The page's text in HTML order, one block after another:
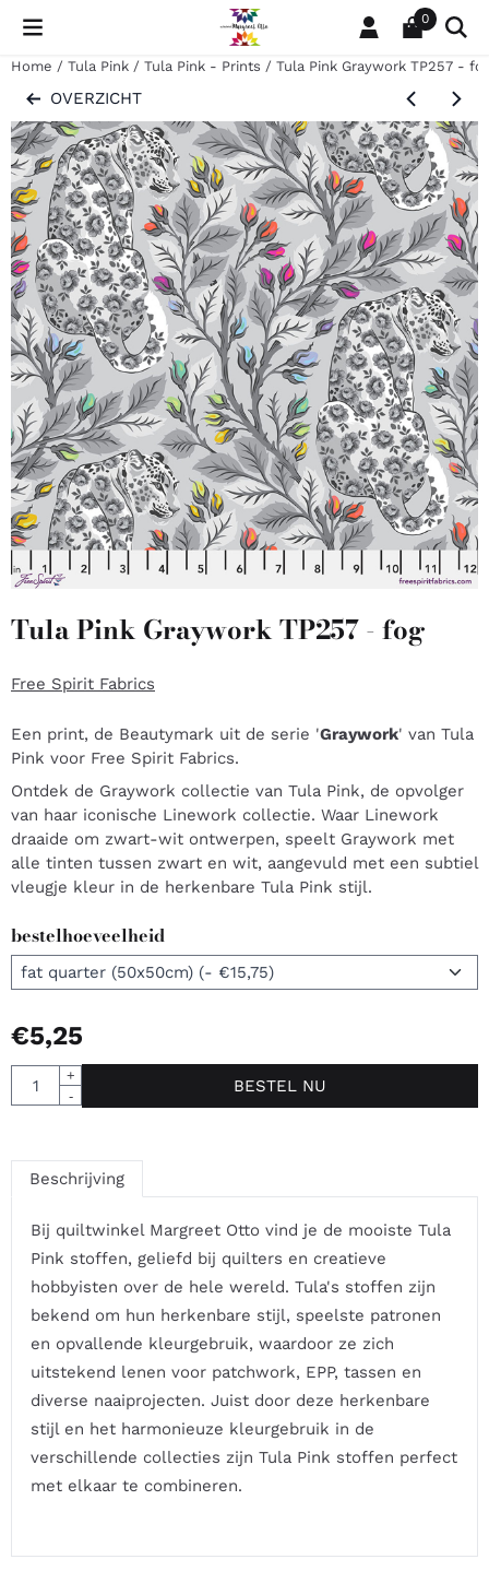
Cookievoorkeuren zijn momenteel gesloten. 0
Home / Tula Pink / Tula Pink - Prints / Tula Pink Graywork TP257 -
OVERZICHT
Tula Pink Graywork TP257 - fog
Free Spirit Fabrics
Een print, de Beautymark uit de serie 'Graywork' van Tula
Pink voor Free Spirit Fabrics.
Ontdek de Graywork collectie van Tula Pink, de opvolger
van haar iconische Linework collectie. Waar Linework
draaide om zwart-wit ontwerpen, speelt Graywork met
alle tinten tussen zwart en wit, aangevuld met een subtiel
vleugje kleur in de herkenbare Tula Pink stijl.
bestelhoeveelheid
€5,25
Aantal
+
-
BESTEL NU
Beschrijving
Bij quiltwinkel Margreet Otto vind je de mooiste Tula
Pink stoffen, geliefd bij quilters en creatieve
hobbyisten over de hele wereld. Tula's stoffen zijn
bekend om hun herkenbare stijl, speelste patronen
en opvallende kleurgebruik, waardoor ze zich
uitstekend lenen voor patchwork, EPP, tassen en
diverse naaiprojecten. Juist door deze herkenbare
stijl en het harmonieuze kleurgebruik in de
verschillende collecties zijn Tula Pink stoffen perfect
met elkaar te combineren.